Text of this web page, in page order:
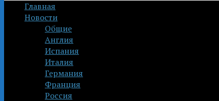
Главная
Новости
Общие
Англия
Испания
Италия
Германия
Франция
Россия